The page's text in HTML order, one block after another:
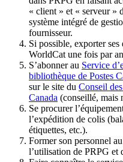
« client » et « serveur »
système intégré de
fournisseur.
Si possible, exporter
WorldCat une fois par
S’abonner au Service
bibliothèque de Postes
sur le site du Conseil
Canada (conseillé, mais
Se procurer
l’expédition de colis
étiquettes, etc.).
Former son personnel
l’utilisation de PRPG et